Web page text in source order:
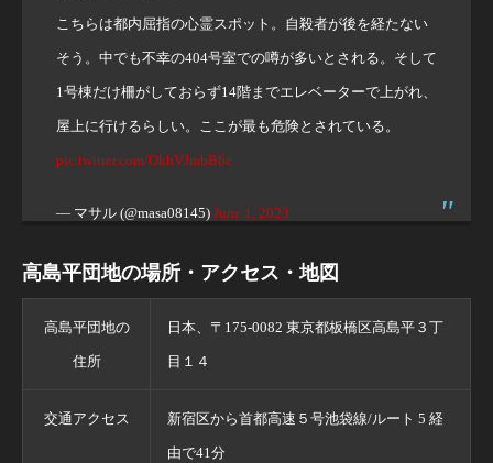
こちらは都内屈指の心霊スポット。自殺者が後を経たない
そう。中でも不幸の404号室での噂が多いとされる。そして
1号棟だけ柵がしておらず14階までエレベーターで上がれ、
屋上に行けるらしい。ここが最も危険とされている。
pic.twitter.com/OkhVJmbB6e
— マサル (@masa08145) June 1, 2023
高島平団地の場所・アクセス・地図
高島平団地の
住所
日本、〒175-0082 東京都板橋区高島平３丁
目１４
交通アクセス 新宿区から首都高速５号池袋線/ルート 5 経
由で41分